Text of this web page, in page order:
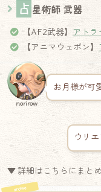
占 星術師 武器
【AF2武器】 アトラ
【アニマウェポン】
norirow
お月様が可
ウリ
▼ 詳細はこちらにまと